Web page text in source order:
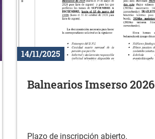
14/11/2025
Balnearios Imserso 2026
Plazo de inscripción abierto.